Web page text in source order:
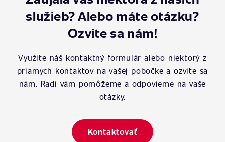
služieb? Alebo máte otázku?
Ozvite sa nám!
Využite náš kontaktný formulár alebo niektorý z
priamych kontaktov na vašej pobočke a ozvite sa
nám. Radi vám pomôžeme a odpovieme na vaše
otázky.
Kontaktovať